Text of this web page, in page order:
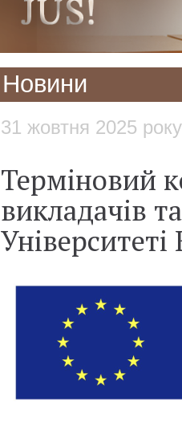
Новини
31 жовтня 2025 року
Терміновий
викладачів
Університеті